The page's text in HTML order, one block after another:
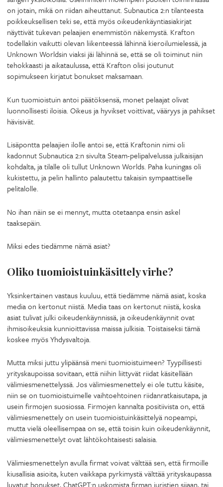
on jotain, mikä on riidan aiheuttanut. Subnautica 2:n tilanteesta
poikkeuksellisen teki se, että myös oikeudenkäyntiasiakirjat
näyttivät tukevan pelaajien enemmistön näkemystä. Krafton
todellakin vaikutti olevan liikenteessä lähinnä kieroilumielessä, ja
Unknown Worldsin viaksi jäi lähinnä se, että se oli toiminut niin
tehokkaasti ja aikataulussa, että Krafton olisi joutunut
sopimukseen kirjatut bonukset maksamaan.
Kun tuomioistuin antoi päätöksensä, monet pelaajat olivat
luonnollisesti iloisia. Oikeus ja hyvikset voittivat, vääryys ja pahikset
hävisivät.
Lisäpontta pelaajien ilolle antoi se, että Kraftonin nimi oli
kadonnut Subnautica 2:n sivulta Steam-pelipalvelussa julkaisijan
kohdalta, ja tilalle oli tullut Unknown Worlds. Paha kuningas oli
kukistettu, ja pelin hallinto palautettu takaisin sympaattiselle
pelitalolle.
No ihan näin se ei mennyt, mutta otetaanpa ensin askel
taaksepäin.
Miksi edes tiedämme nämä asiat?
Oliko tuomioistuinkäsittely virhe?
Yksinkertainen vastaus kuuluu, että tiedämme nämä asiat, koska
media on kertonut niistä. Media taas on kertonut niistä, koska
asiat tulivat julki oikeudenkäynnissä, ja oikeudenkäynnit ovat
ihmisoikeuksia kunnioittavissa maissa julkisia. Toistaiseksi tämä
koskee myös Yhdysvaltoja.
Mutta miksi juttu ylipäänsä meni tuomioistuimeen? Tyypillisesti
yrityskaupoissa sovitaan, että niihin liittyvät riidat käsitellään
välimiesmenettelyssä. Jos välimiesmenettely ei ole tuttu käsite,
niin se on tuomioistuimelle vaihtoehtoinen riidanratkaisutapa, ja
usein firmojen suosiossa. Firmojen kannalta positiivista on, että
välimiesmenettely on usein tuomioistuinkäsittelyä nopeampi,
mutta vielä oleellisempaa on se, että toisin kuin oikeudenkäynnit,
välimiesmenettelyt ovat lähtökohtaisesti salaisia.
Välimiesmenettelyn avulla firmat voivat välttää sen, että firmoille
kiusallisia asioita, kuten vaikkapa pyrkimystä välttää yrityskaupassa
luvatut bonukset, ChatGPT:n uskomista firman juristien sijaan, tai